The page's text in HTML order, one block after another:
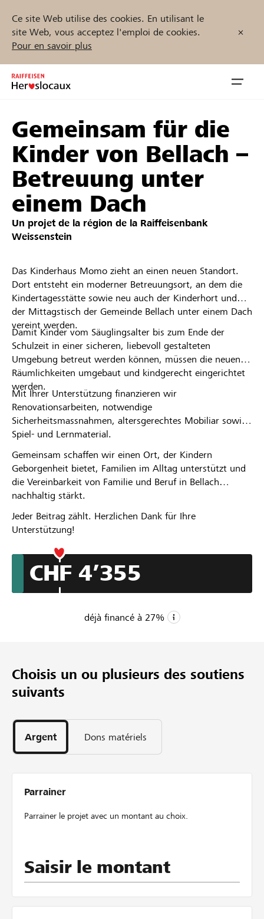
Ce site Web utilise des cookies. En utilisant le
site Web, vous acceptez l'emploi de cookies.
Pour en savoir plus
Inhalt
Parrainer
Partenaires / Banques Raiffeisen
Se connecter
S'inscrire
Trouvez des projets et des organisations
Démarrez maintenant
DE FR IT
Gemeinsam für die
Kinder von Bellach –
Betreuung unter
einem Dach
Un projet de la région de la Raiffeisenbank
Weissenstein
Das Kinderhaus Momo zieht an einen neuen Standort.
Dort entsteht ein moderner Betreuungsort, an dem die
Kindertagesstätte sowie neu auch der Kinderhort und
der Mittagstisch der Gemeinde Bellach unter einem Dach
vereint werden.
Damit Kinder vom Säuglingsalter bis zum Ende der
Schulzeit in einer sicheren, liebevoll gestalteten
Umgebung betreut werden können, müssen die neuen
Räumlichkeiten umgebaut und kindgerecht eingerichtet
werden.
Mit Ihrer Unterstützung finanzieren wir
Renovationsarbeiten, notwendige
Sicherheitsmassnahmen, altersgerechtes Mobiliar sowie
Spiel- und Lernmaterial.
Gemeinsam schaffen wir einen Ort, der Kindern
Geborgenheit bietet, Familien im Alltag unterstützt und
die Vereinbarkeit von Familie und Beruf in Bellach
nachhaltig stärkt.
Jeder Beitrag zählt. Herzlichen Dank für Ihre
Unterstützung!
CHF 4’355
déjà financé à 27%
CHF 80’000
Montant désiré
Parrainages
44
jours
Choisis un ou plusieurs des soutiens
suivants
Argent Dons matériels
Parrainer
Parrainer le projet avec un montant au choix.
Saisir le montant